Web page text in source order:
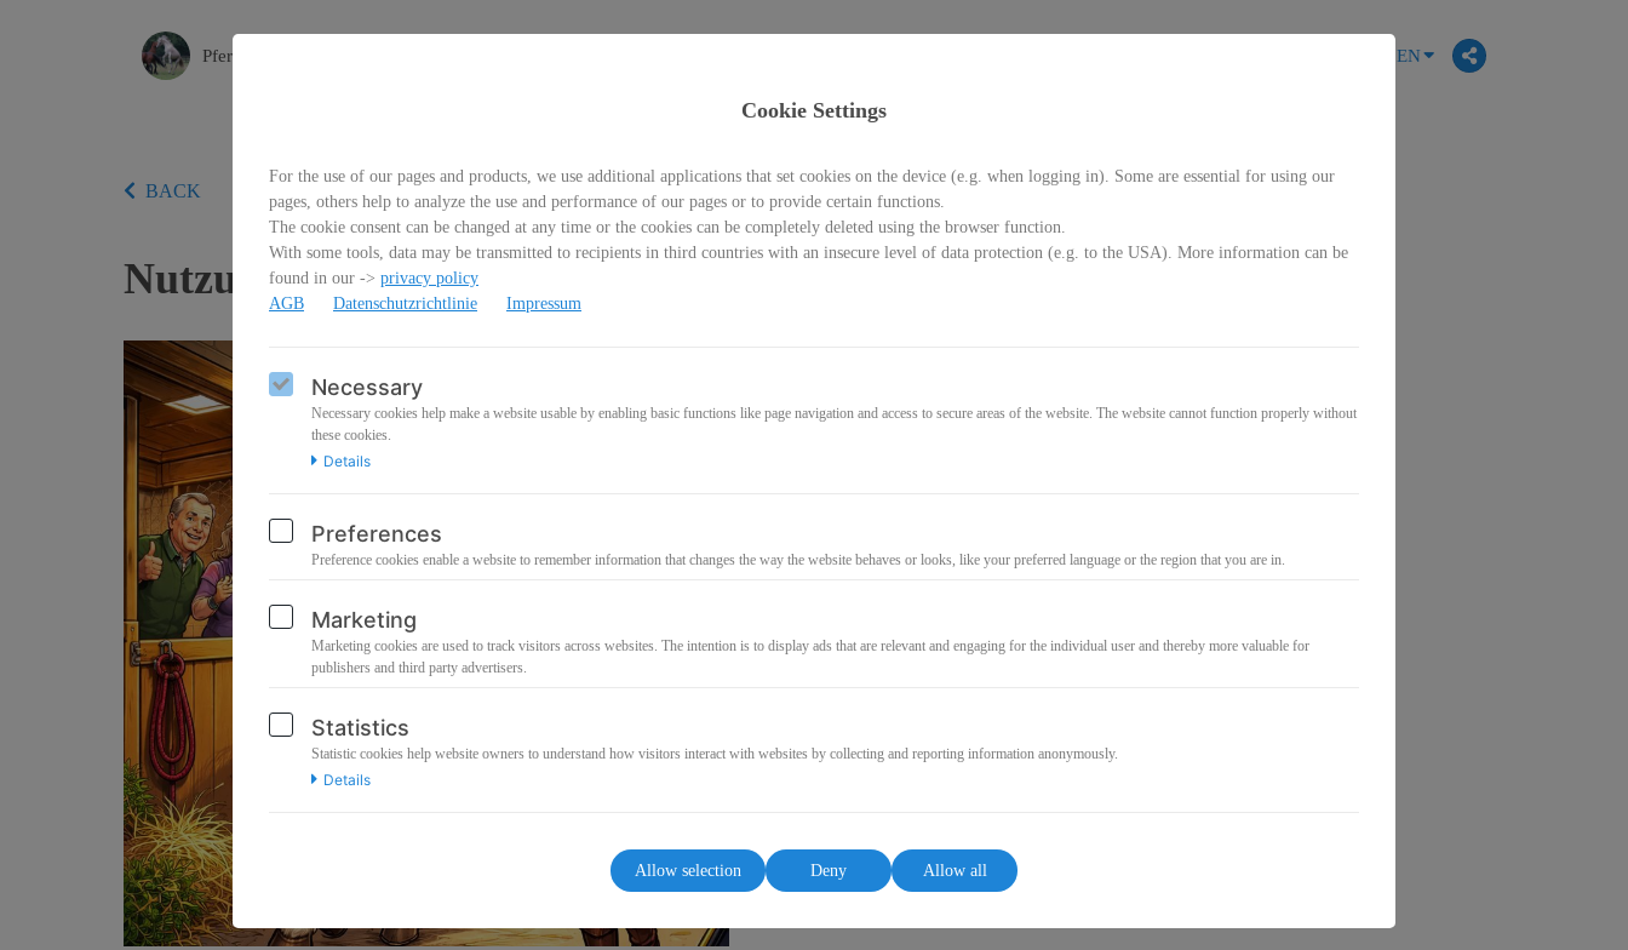
Pferderecht EN
BACK
Nutzungsüberlassungsvertrag
49,99€
Cookie Settings
For the use of our pages and products, we use additional applications that set cookies on the device (e.g. when logging in). Some are essential for using our
pages, others help to analyze the use and performance of our pages or to provide certain functions.
The cookie consent can be changed at any time or the cookies can be completely deleted using the browser function.
With some tools, data may be transmitted to recipients in third countries with an insecure level of data protection (e.g. to the USA). More information can be
found in our -> privacy policy
AGB
Datenschutzrichtlinie Impressum
Necessary
Necessary cookies help make a website usable by enabling basic functions like page navigation and access to secure areas of the website. The website cannot function properly without
these cookies.
Details
Preferences
Preference cookies enable a website to remember information that changes the way the website behaves or looks, like your preferred language or the region that you are in.
Marketing
Marketing cookies are used to track visitors across websites. The intention is to display ads that are relevant and engaging for the individual user and thereby more valuable for
publishers and third party advertisers.
Statistics
Statistic cookies help website owners to understand how visitors interact with websites by collecting and reporting information anonymously.
Details
Allow selection Deny Allow all